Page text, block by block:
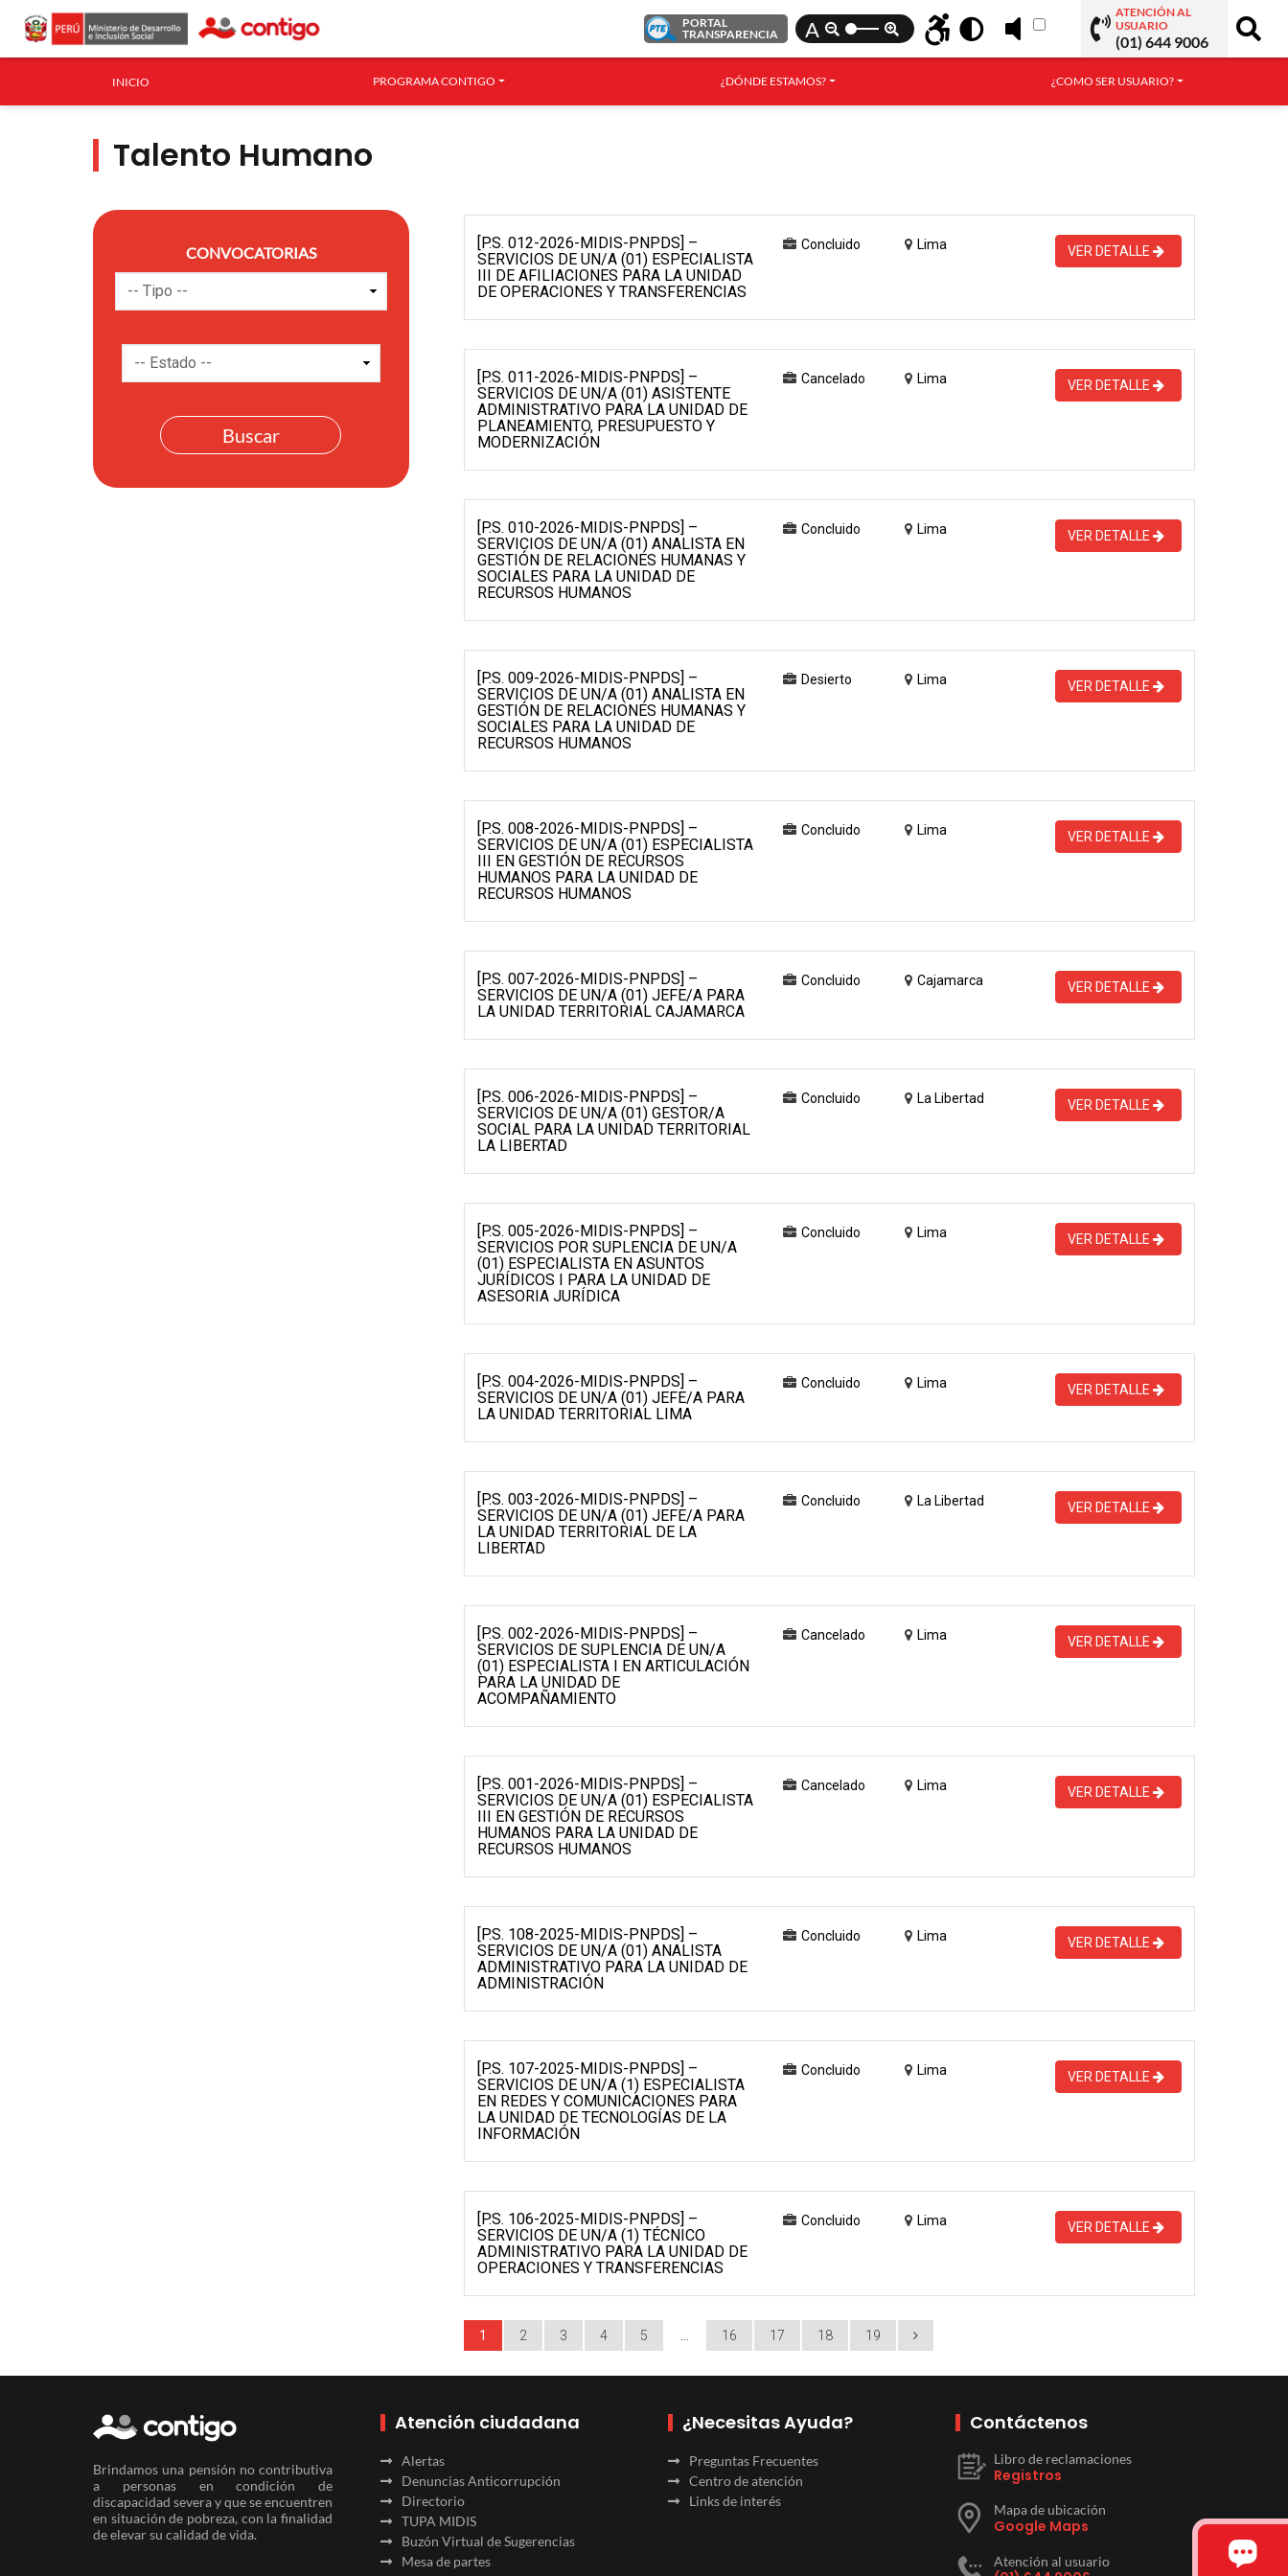
PORTAL
TRANSPARENCIA
A
ATENCIÓN AL
USUARIO
(01) 644 9006
INICIO PROGRAMA CONTIGO ¿DÓNDE ESTAMOS? ¿COMO SER USUARIO?
Talento Humano
CONVOCATORIAS
[P.S. 012-2026-MIDIS-PNPDS] –
SERVICIOS DE UN/A (01) ESPECIALISTA
III DE AFILIACIONES PARA LA UNIDAD
DE OPERACIONES Y TRANSFERENCIAS
Concluido Lima VER DETALLE
[P.S. 011-2026-MIDIS-PNPDS] –
SERVICIOS DE UN/A (01) ASISTENTE
ADMINISTRATIVO PARA LA UNIDAD DE
PLANEAMIENTO, PRESUPUESTO Y
MODERNIZACIÓN
Cancelado Lima VER DETALLE
[P.S. 010-2026-MIDIS-PNPDS] –
SERVICIOS DE UN/A (01) ANALISTA EN
GESTIÓN DE RELACIONES HUMANAS Y
SOCIALES PARA LA UNIDAD DE
RECURSOS HUMANOS
Concluido Lima VER DETALLE
[P.S. 009-2026-MIDIS-PNPDS] –
SERVICIOS DE UN/A (01) ANALISTA EN
GESTIÓN DE RELACIONES HUMANAS Y
SOCIALES PARA LA UNIDAD DE
RECURSOS HUMANOS
Desierto Lima VER DETALLE
[P.S. 008-2026-MIDIS-PNPDS] –
SERVICIOS DE UN/A (01) ESPECIALISTA
III EN GESTIÓN DE RECURSOS
HUMANOS PARA LA UNIDAD DE
RECURSOS HUMANOS
Concluido Lima VER DETALLE
[P.S. 007-2026-MIDIS-PNPDS] –
SERVICIOS DE UN/A (01) JEFE/A PARA
LA UNIDAD TERRITORIAL CAJAMARCA
Concluido Cajamarca VER DETALLE
[P.S. 006-2026-MIDIS-PNPDS] –
SERVICIOS DE UN/A (01) GESTOR/A
SOCIAL PARA LA UNIDAD TERRITORIAL
LA LIBERTAD
Concluido La Libertad VER DETALLE
[P.S. 005-2026-MIDIS-PNPDS] –
SERVICIOS POR SUPLENCIA DE UN/A
(01) ESPECIALISTA EN ASUNTOS
JURÍDICOS I PARA LA UNIDAD DE
ASESORIA JURÍDICA
Concluido Lima VER DETALLE
[P.S. 004-2026-MIDIS-PNPDS] –
SERVICIOS DE UN/A (01) JEFE/A PARA
LA UNIDAD TERRITORIAL LIMA
Concluido Lima VER DETALLE
[P.S. 003-2026-MIDIS-PNPDS] –
SERVICIOS DE UN/A (01) JEFE/A PARA
LA UNIDAD TERRITORIAL DE LA
LIBERTAD
Concluido La Libertad VER DETALLE
[P.S. 002-2026-MIDIS-PNPDS] –
SERVICIOS DE SUPLENCIA DE UN/A
(01) ESPECIALISTA I EN ARTICULACIÓN
PARA LA UNIDAD DE
ACOMPAÑAMIENTO
Cancelado Lima VER DETALLE
[P.S. 001-2026-MIDIS-PNPDS] –
SERVICIOS DE UN/A (01) ESPECIALISTA
III EN GESTIÓN DE RECURSOS
HUMANOS PARA LA UNIDAD DE
RECURSOS HUMANOS
Cancelado Lima VER DETALLE
[P.S. 108-2025-MIDIS-PNPDS] –
SERVICIOS DE UN/A (01) ANALISTA
ADMINISTRATIVO PARA LA UNIDAD DE
ADMINISTRACIÓN
Concluido Lima VER DETALLE
[P.S. 107-2025-MIDIS-PNPDS] –
SERVICIOS DE UN/A (1) ESPECIALISTA
EN REDES Y COMUNICACIONES PARA
LA UNIDAD DE TECNOLOGÍAS DE LA
INFORMACIÓN
Concluido Lima VER DETALLE
[P.S. 106-2025-MIDIS-PNPDS] –
SERVICIOS DE UN/A (1) TÉCNICO
ADMINISTRATIVO PARA LA UNIDAD DE
OPERACIONES Y TRANSFERENCIAS
Concluido Lima VER DETALLE
1 2 3 4 5 16 17 18 19
Brindamos una pensión no contributiva
a personas en condición de
discapacidad severa y que se encuentren
en situación de pobreza, con la finalidad
de elevar su calidad de vida.
Atención ciudadana
Alertas
Denuncias Anticorrupción
Directorio
TUPA MIDIS
Buzón Virtual de Sugerencias
Mesa de partes
¿Necesitas Ayuda?
Preguntas Frecuentes
Centro de atención
Links de interés
Contáctenos
Libro de reclamaciones
Registros
Mapa de ubicación
Google Maps
Atención al usuario